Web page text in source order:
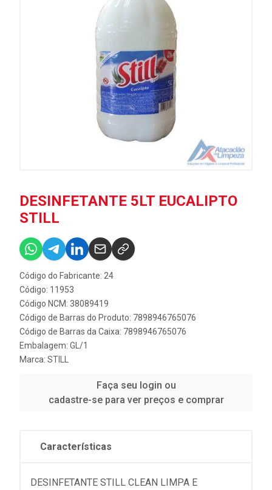
DESINFETANTE 5LT EUCALIPTO
STILL
Código do Fabricante: 24
Código: 11953
Código NCM: 38089419
Código de Barras do Produto: 7898946765076
Código de Barras da Caixa: 7898946765076
Embalagem: GL/1
Marca: STILL
Faça seu login ou
cadastre-se para ver preços e comprar
Características
DESINFETANTE STILL CLEAN LIMPA E